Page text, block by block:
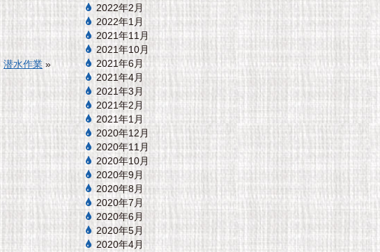
潜水作業 »
2022年2月
2022年1月
2021年11月
2021年10月
2021年6月
2021年4月
2021年3月
2021年2月
2021年1月
2020年12月
2020年11月
2020年10月
2020年9月
2020年8月
2020年7月
2020年6月
2020年5月
2020年4月